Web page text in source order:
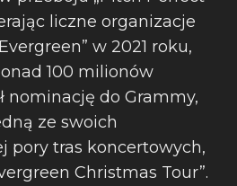
liczne organizacje
w 2021 roku,
100 milionów
nominację do Grammy,
ze swoich
pory tras koncertowych,
Christmas Tour”.